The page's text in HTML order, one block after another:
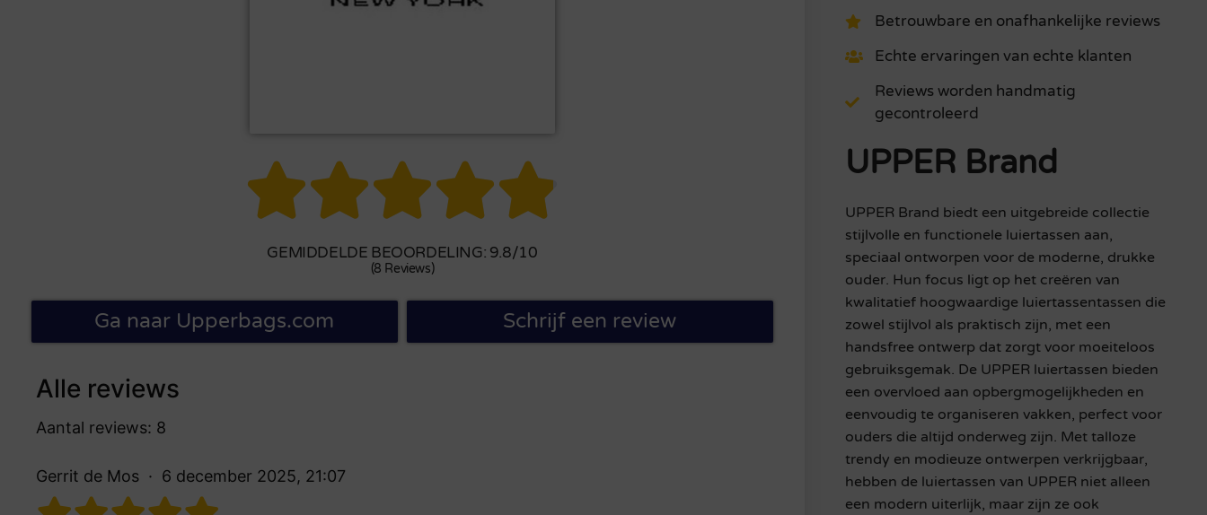

GEMIDDELDE BEOORDELING: 9.8/10
(8 Reviews)
Ga naar Upperbags.com Schrijf een review
Alle reviews
Aantal reviews: 8
Gerrit de Mos 6 december 2025, 21:07
Betrouwbare en onafhankelijke reviews
Echte ervaringen van echte klanten
Reviews worden handmatig
gecontroleerd
UPPER Brand
UPPER Brand biedt een uitgebreide collectie
stijlvolle en functionele luiertassen aan,
speciaal ontworpen voor de moderne, drukke
ouder. Hun focus ligt op het creëren van
kwalitatief hoogwaardige luiertassentassen die
zowel stijlvol als praktisch zijn, met een
handsfree ontwerp dat zorgt voor moeiteloos
gebruiksgemak. De UPPER luiertassen bieden
een overvloed aan opbergmogelijkheden en
eenvoudig te organiseren vakken, perfect voor
ouders die altijd onderweg zijn. Met talloze
trendy en modieuze ontwerpen verkrijgbaar,
hebben de luiertassen van UPPER niet alleen
een modern uiterlijk, maar zijn ze ook